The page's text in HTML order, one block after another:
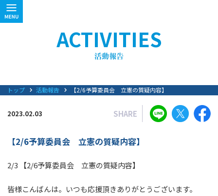
ACTIVITIES
トップ 活動報告 【2/6予算委員会 立憲の質疑内容】
2023.02.03 SHARE
【2/6予算委員会 立憲の質疑内容】
2/3 【2/6予算委員会 立憲の質疑内容】
皆様こんばんは。いつも応援頂きありがとうございます。